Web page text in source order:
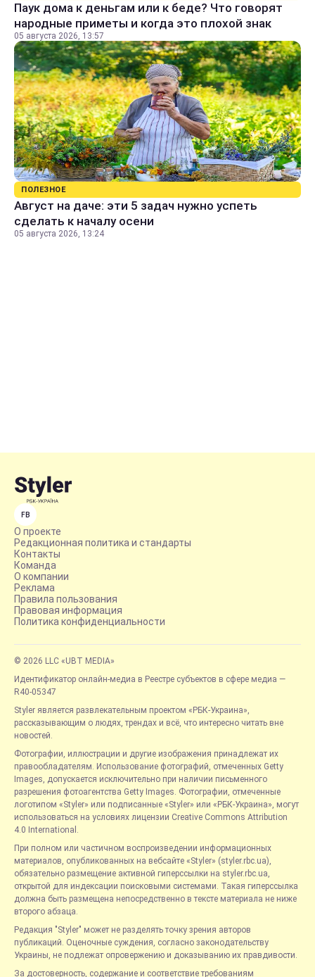
Паук дома к деньгам или к беде? Что говорят
народные приметы и когда это плохой знак
05 августа 2026, 13:57
ПОЛЕЗНОЕ
Август на даче: эти 5 задач нужно успеть
сделать к началу осени
05 августа 2026, 13:24
FB
О проекте
Редакционная политика и стандарты
Контакты
Команда
О компании
Реклама
Правила пользования
Правовая информация
Политика конфиденциальности
© 2026 LLC «UBT MEDIA»
Идентификатор онлайн-медиа в Реестре субъектов в сфере медиа —
R40-05347
Styler является развлекательным проектом «РБК-Украина»,
рассказывающим о людях, трендах и всё, что интересно читать вне
новостей.
Фотографии, иллюстрации и другие изображения принадлежат их
правообладателям. Использование фотографий, отмеченных Getty
Images, допускается исключительно при наличии письменного
разрешения фотоагентства Getty Images. Фотографии, отмеченные
логотипом «Styler» или подписанные «Styler» или «РБК-Украина», могут
использоваться на условиях лицензии Creative Commons Attribution
4.0 International.
При полном или частичном воспроизведении информационных
материалов, опубликованных на вебсайте «Styler» (styler.rbc.ua),
обязательно размещение активной гиперссылки на styler.rbc.ua,
открытой для индексации поисковыми системами. Такая гиперссылка
должна быть размещена непосредственно в тексте материала не ниже
второго абзаца.
Редакция "Styler" может не разделять точку зрения авторов
публикаций. Оценочные суждения, согласно законодательству
Украины, не подлежат опровержению и доказыванию их правдивости.
За достоверность, содержание и соответствие требованиям